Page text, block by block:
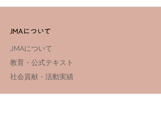
JMAについて
JMAについて
教育・公式テキスト
社会貢献・活動実績